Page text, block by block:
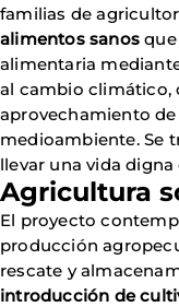
familias de
alimentos sanos
alimentaria
al cambio climático,
aprovechamiento
medioambiente. Se
llevar una vida
Agricultura
El proyecto
producción
rescate y
introducción de